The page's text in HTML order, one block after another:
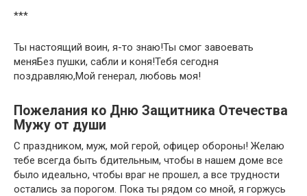
***
Ты настоящий воин, я-то знаю!Ты смог завоевать
меняБез пушки, сабли и коня!Тебя сегодня
поздравляю,Мой генерал, любовь моя!
Пожелания ко Дню Защитника Отечества
Мужу от души
С праздником, муж, мой герой, офицер обороны! Желаю
тебе всегда быть бдительным, чтобы в нашем доме все
было идеально, чтобы враг не прошел, а все трудности
остались за порогом. Пока ты рядом со мной, я горжусь